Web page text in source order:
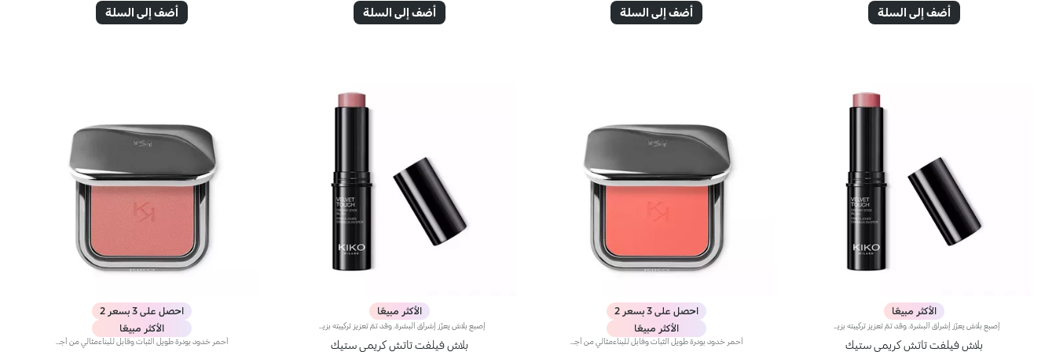
أضف إلى السلة أضف إلى السلة أضف إلى السلة أضف إلى السلة
الأكثر مبيعًا
بلاش فيلفت تاتش كريمي ستيك
احصل على 3 بسعر 2
الأكثر مبيعًا
الأكثر مبيعًا
بلاش فيلفت تاتش كريمي ستيك
احصل على 3 بسعر 2
الأكثر مبيعًا